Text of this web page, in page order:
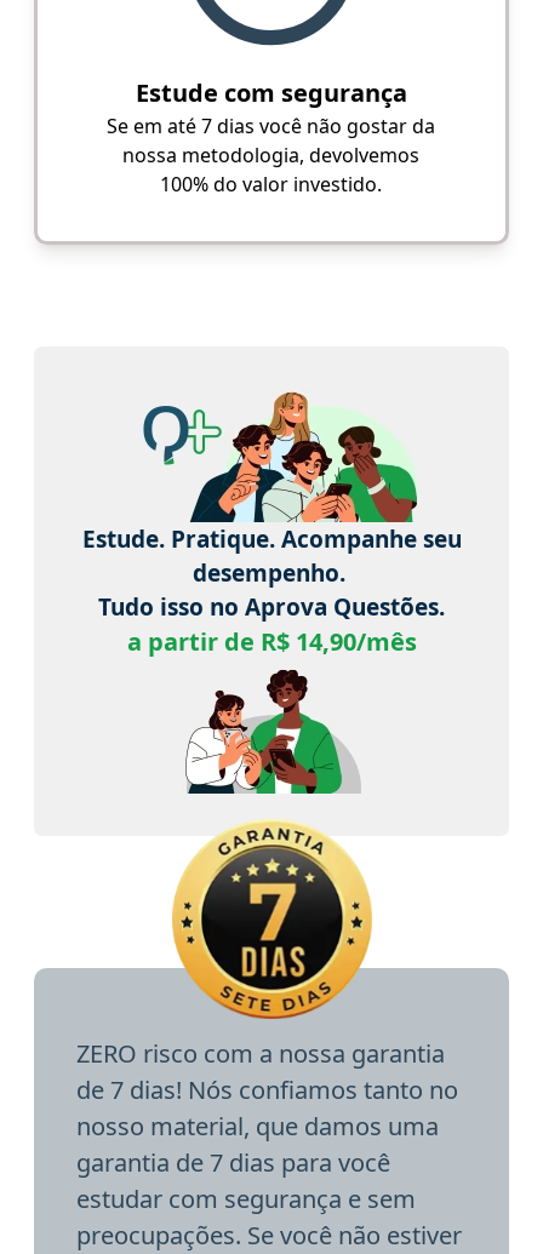
Estude com segurança
Se em até 7 dias você não gostar da
nossa metodologia, devolvemos
100% do valor investido.
Estude. Pratique. Acompanhe seu
desempenho.
Tudo isso no Aprova Questões.
a partir de R$ 14,90/mês
ZERO risco com a nossa garantia
de 7 dias! Nós confiamos tanto no
nosso material, que damos uma
garantia de 7 dias para você
estudar com segurança e sem
preocupações. Se você não estiver